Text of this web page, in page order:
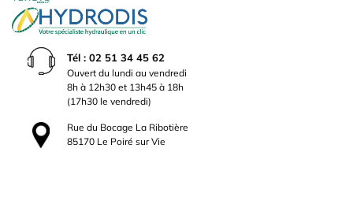
Tél : 02 51 34 45 62
Ouvert du lundi au vendredi
8h à 12h30 et 13h45 à 18h
(17h30 le vendredi)
Rue du Bocage La Ribotière
85170 Le Poiré sur Vie